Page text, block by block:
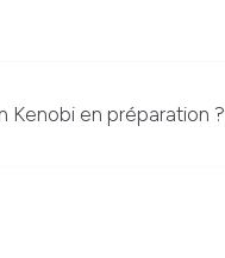
Kenobi en préparation ?